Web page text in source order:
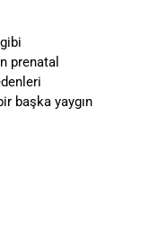
prenatal
başka yaygın